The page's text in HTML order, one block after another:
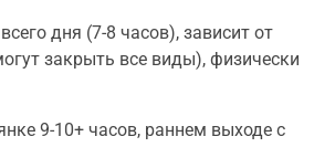
дня (7-8 часов), зависит от
закрыть все виды), физически
9-10+ часов, раннем выходе с